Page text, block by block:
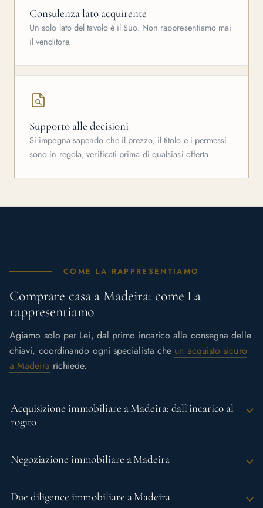
Consulenza lato acquirente
Un solo lato del tavolo è il Suo. Non rappresentiamo mai
il venditore.
Supporto alle decisioni
Si impegna sapendo che il prezzo, il titolo e i permessi
sono in regola, verificati prima di qualsiasi offerta.
COME LA RAPPRESENTIAMO
Comprare casa a Madeira: come La
rappresentiamo
Agiamo solo per Lei, dal primo incarico alla consegna delle
chiavi, coordinando ogni specialista che un acquisto sicuro
a Madeira richiede.
Acquisizione immobiliare a Madeira: dall'incarico al
rogito
Negoziazione immobiliare a Madeira
Due diligence immobiliare a Madeira